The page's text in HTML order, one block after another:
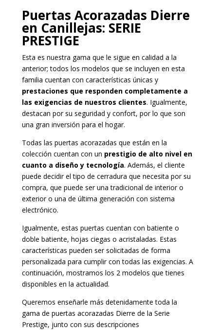
Puertas Acorazadas Dierre
en Canillejas: SERIE
PRESTIGE
Esta es nuestra gama que le sigue en calidad a la
anterior; todos los modelos que se incluyen en esta
familia cuentan con características únicas y
prestaciones que responden completamente a
las exigencias de nuestros clientes. Igualmente,
destacan por su seguridad y confort, por lo que son
una gran inversión para el hogar.
Todas las puertas acorazadas que están en la
colección cuentan con un prestigio de alto nivel en
cuanto a diseño y tecnología. Además, el cliente
puede decidir el tipo de cerradura que necesita por su
compra, que puede ser una tradicional de interior o
exterior o una de última generación con sistema
electrónico.
Igualmente, estas puertas cuentan con batiente o
doble batiente, hojas ciegas o acristaladas. Estas
características pueden ser solicitadas de forma
personalizada para cumplir con todas las exigencias. A
continuación, mostramos los 2 modelos que tienes
disponibles en la actualidad.
Queremos enseñarle más detenidamente toda la
gama de puertas acorazadas Dierre de la Serie
Prestige, junto con sus descripciones